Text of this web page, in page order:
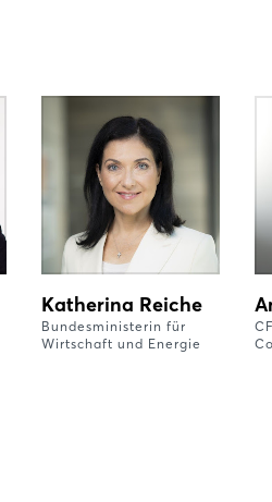
Katherina Reiche
Bundesministerin für
Wirtschaft und Energie